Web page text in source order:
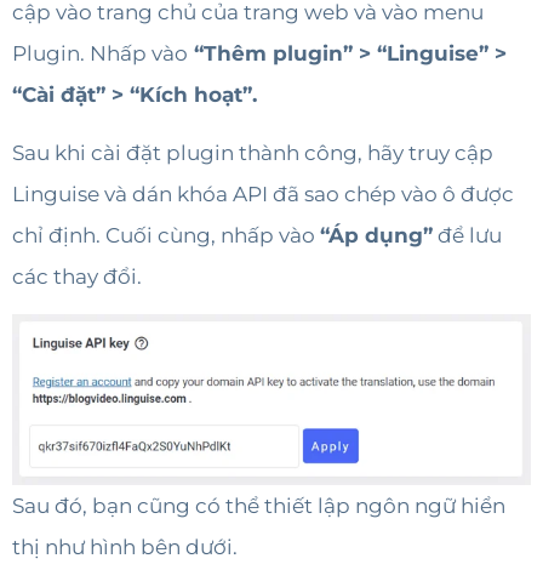
cập vào trang chủ của trang web và vào menu
Plugin. Nhấp vào “Thêm plugin” > “Linguise” >
“Cài đặt” > “Kích hoạt”.
Sau khi cài đặt plugin thành công, hãy truy cập
Linguise và dán khóa API đã sao chép vào ô được
chỉ định. Cuối cùng, nhấp vào “Áp dụng” để lưu
các thay đổi.
Sau đó, bạn cũng có thể thiết lập ngôn ngữ hiển
thị như hình bên dưới.